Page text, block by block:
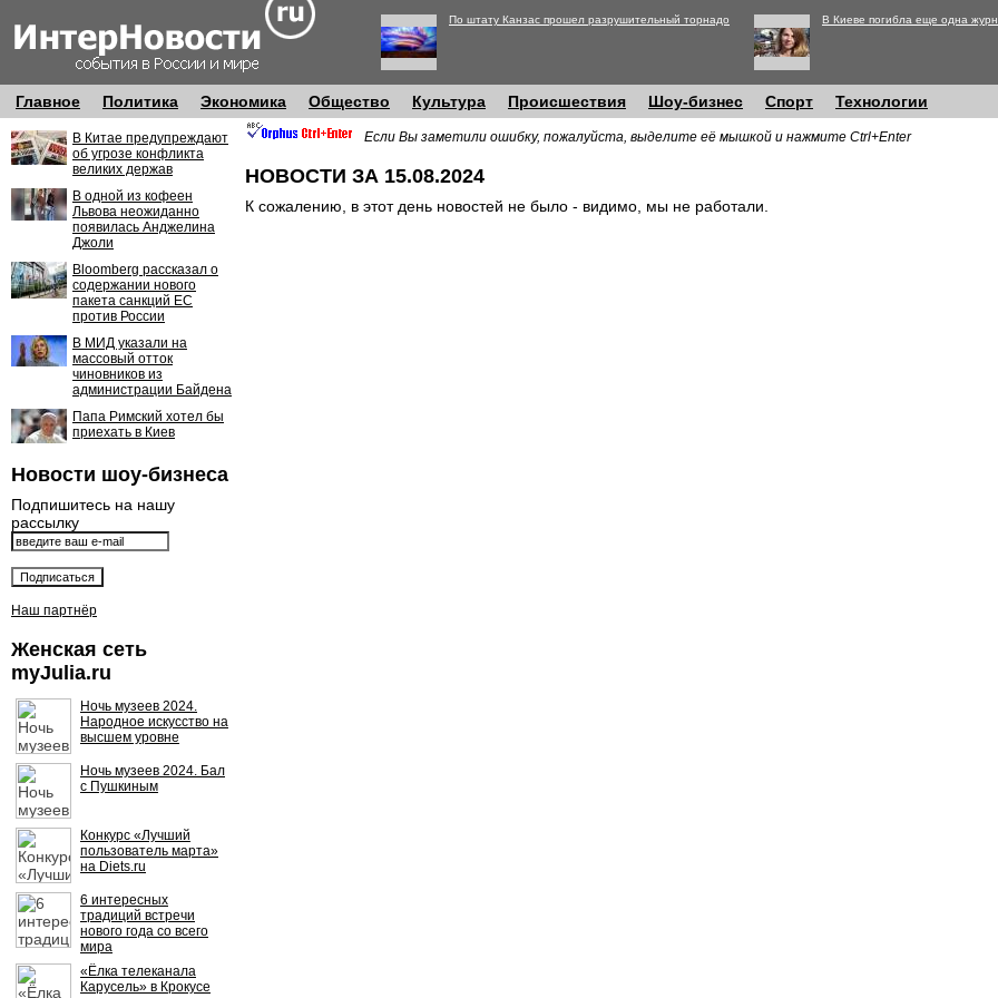
По штату Канзас прошел разрушительный торнадо В Киеве погибла еще одна
Главное Политика Экономика Общество Культура Происшествия Шоу-бизнес Спорт Технологии
В Китае предупреждают
об угрозе конфликта
великих держав
В одной из кофеен
Львова неожиданно
появилась Анджелина
Джоли
Bloomberg рассказал о
содержании нового
пакета санкций ЕС
против России
В МИД указали на
массовый отток
чиновников из
администрации Байдена
Папа Римский хотел бы
приехать в Киев
Новости шоу-бизнеса
Подпишитесь на нашу
рассылку
Наш партнёр
Женская сеть
myJulia.ru
Ночь музеев 2024.
Народное искусство на
высшем уровне
Ночь музеев 2024. Бал
с Пушкиным
Конкурс «Лучший
пользователь марта»
на Diets.ru
6 интересных
традиций встречи
нового года со всего
мира
«Ёлка телеканала
Карусель» в Крокусе
Если Вы заметили ошибку, пожалуйста, выделите её мышкой и нажмите Ctrl+Enter
НОВОСТИ ЗА 15.08.2024
К сожалению, в этот день новостей не было - видимо, мы не работали.